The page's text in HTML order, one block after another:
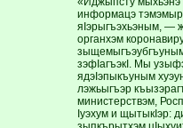
информацэ
яIэрыгъэхьэным, —
органхэм
зэфIагъэкI. Мы
ядэIэпыкъуным
лэжьыгъэр
министерствэм,
Iуэхум и щытыкIэр: